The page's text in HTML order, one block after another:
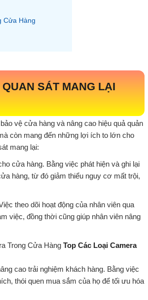
Cửa Hàng
SÁT MANG LẠI
vệ cửa hàng và nâng cao hiệu quả quản
còn mang đến những lợi ích to lớn cho
mang lại:
cửa hàng. Bằng việc phát hiện và ghi lại
hàng, từ đó giảm thiểu nguy cơ mất trội,
theo dõi hoạt động của nhân viên qua
việc, đồng thời cũng giúp nhân viên nâng
Trong Cửa Hàng Top Các Loại Camera
cao trải nghiệm khách hàng. Bằng việc
thói quen mua sắm của họ để tối ưu hóa